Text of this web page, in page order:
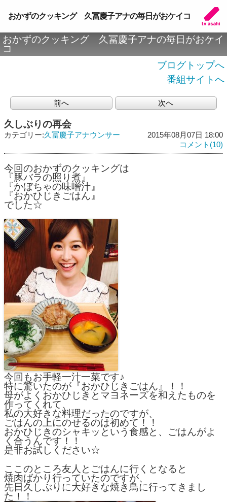
おかずのクッキング 久冨慶子アナの毎日がおケイコ
おかずのクッキング 久冨慶子アナの毎日がおケイ
コ
ブログトップへ
番組サイトへ
前へ 次へ
久しぶりの再会
カテゴリー:久冨慶子アナウンサー
2015年08月07日 18:00
コメント(10)
今回のおかずのクッキングは
『豚バラの照り煮』
『かぼちゃの味噌汁』
『おかひじきごはん』
でした☆
今回もお手軽一汁一菜です♪
特に驚いたのが『おかひじきごはん』！！
母がよくおかひじきとマヨネーズを和えたものを
作ってくれて、
私の大好きな料理だったのですが、
ごはんの上にのせるのは初めて！！
おかひじきのシャキッという食感と、ごはんがよ
く合うんです！！
是非お試しください☆
ここのところ友人とごはんに行くとなると
焼肉ばかり行っていたのですが、
先日久しぶりに大好きな焼き鳥に行ってきまし
た！！